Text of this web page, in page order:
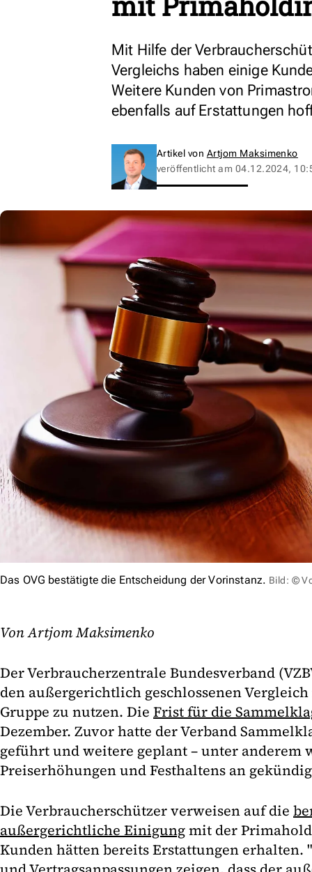
Mit Hilfe der
Vergleichs haben einige
Weitere Kunden von
ebenfalls auf Erstattungen
Artikel von Artjom Maksimenko
veröffentlicht am 04.12.2024,
Das OVG bestätigte die Entscheidung der Vorinstanz. Bild: ©
Von Artjom Maksimenko
Der Verbraucherzentrale Bundesverband
den außergerichtlich geschlossenen
Gruppe zu nutzen. Die Frist für die
Dezember. Zuvor hatte der Verband
geführt und weitere geplant – unter anderem
Preiserhöhungen und Festhaltens an
Die Verbraucherschützer verweisen auf die
außergerichtliche Einigungmit der
Kunden hätten bereits Erstattungen erhalten.